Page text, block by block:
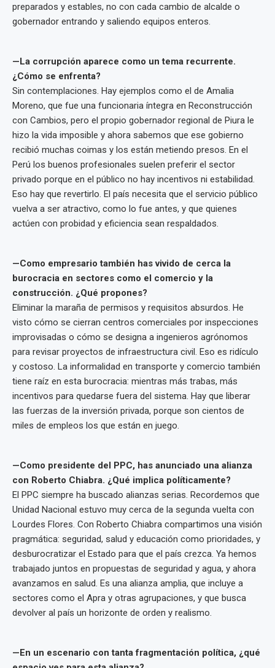
preparados y estables, no con cada cambio de alcalde o
gobernador entrando y saliendo equipos enteros.
—La corrupción aparece como un tema recurrente.
¿Cómo se enfrenta?
Sin contemplaciones. Hay ejemplos como el de Amalia
Moreno, que fue una funcionaria íntegra en Reconstrucción
con Cambios, pero el propio gobernador regional de Piura le
hizo la vida imposible y ahora sabemos que ese gobierno
recibió muchas coimas y los están metiendo presos. En el
Perú los buenos profesionales suelen preferir el sector
privado porque en el público no hay incentivos ni estabilidad.
Eso hay que revertirlo. El país necesita que el servicio público
vuelva a ser atractivo, como lo fue antes, y que quienes
actúen con probidad y eficiencia sean respaldados.
—Como empresario también has vivido de cerca la
burocracia en sectores como el comercio y la
construcción. ¿Qué propones?
Eliminar la maraña de permisos y requisitos absurdos. He
visto cómo se cierran centros comerciales por inspecciones
improvisadas o cómo se designa a ingenieros agrónomos
para revisar proyectos de infraestructura civil. Eso es ridículo
y costoso. La informalidad en transporte y comercio también
tiene raíz en esta burocracia: mientras más trabas, más
incentivos para quedarse fuera del sistema. Hay que liberar
las fuerzas de la inversión privada, porque son cientos de
miles de empleos los que están en juego.
—Como presidente del PPC, has anunciado una alianza
con Roberto Chiabra. ¿Qué implica políticamente?
El PPC siempre ha buscado alianzas serias. Recordemos que
Unidad Nacional estuvo muy cerca de la segunda vuelta con
Lourdes Flores. Con Roberto Chiabra compartimos una visión
pragmática: seguridad, salud y educación como prioridades, y
desburocratizar el Estado para que el país crezca. Ya hemos
trabajado juntos en propuestas de seguridad y agua, y ahora
avanzamos en salud. Es una alianza amplia, que incluye a
sectores como el Apra y otras agrupaciones, y que busca
devolver al país un horizonte de orden y realismo.
—En un escenario con tanta fragmentación política, ¿qué